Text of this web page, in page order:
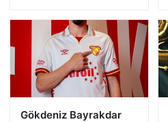
Gökdeniz Bayrakdar